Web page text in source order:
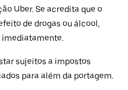
Uber. Se acredita que o
de drogas ou álcool,
imediatamente.
sujeitos a impostos
para além da portagem.